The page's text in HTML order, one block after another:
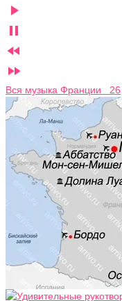




Вся музыка Франции 26